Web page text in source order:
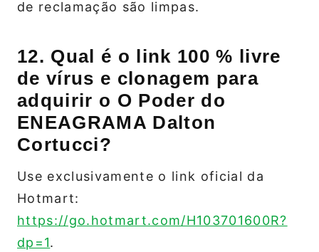
de reclamação são limpas.
12. Qual é o link 100 % livre
de vírus e clonagem para
adquirir o O Poder do
ENEAGRAMA Dalton
Cortucci?
Use exclusivamente o link oficial da
Hotmart:
https://go.hotmart.com/H103701600R?
dp=1.